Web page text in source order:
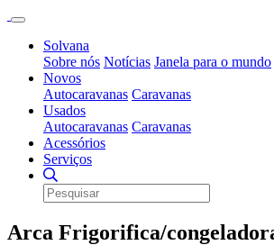
Solvana
Sobre nós Notícias Janela para o mundo
Novos
Autocaravanas Caravanas
Usados
Autocaravanas Caravanas
Acessórios
Serviços
Arca Frigorifica/